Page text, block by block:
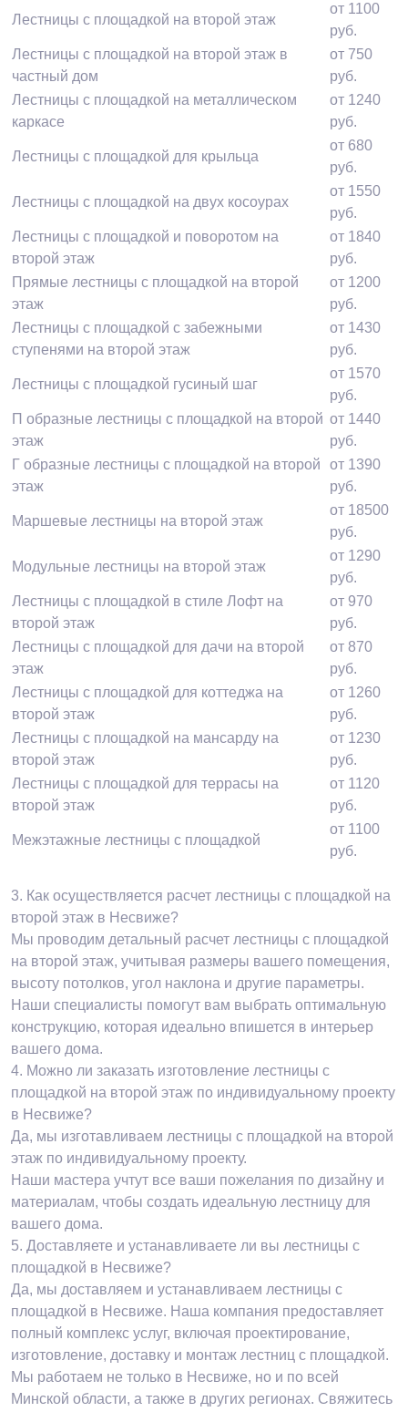
Лестницы с площадкой на второй этаж
от 1100
руб.
Лестницы с площадкой на второй этаж в
частный дом
от 750
руб.
Лестницы с площадкой на металлическом
каркасе
от 1240
руб.
Лестницы с площадкой для крыльца
от 680
руб.
Лестницы с площадкой на двух косоурах
от 1550
руб.
Лестницы с площадкой и поворотом на
второй этаж
от 1840
руб.
Прямые лестницы с площадкой на второй
этаж
от 1200
руб.
Лестницы с площадкой с забежными
ступенями на второй этаж
от 1430
руб.
Лестницы с площадкой гусиный шаг
от 1570
руб.
П образные лестницы с площадкой на второй
этаж
от 1440
руб.
Г образные лестницы с площадкой на второй
этаж
от 1390
руб.
Маршевые лестницы на второй этаж
от 18500
руб.
Модульные лестницы на второй этаж
от 1290
руб.
Лестницы с площадкой в стиле Лофт на
второй этаж
от 970
руб.
Лестницы с площадкой для дачи на второй
этаж
от 870
руб.
Лестницы с площадкой для коттеджа на
второй этаж
от 1260
руб.
Лестницы с площадкой на мансарду на
второй этаж
от 1230
руб.
Лестницы с площадкой для террасы на
второй этаж
от 1120
руб.
Межэтажные лестницы с площадкой
от 1100
руб.
3. Как осуществляется расчет лестницы с площадкой на
второй этаж в Несвиже?
Мы проводим детальный расчет лестницы с площадкой
на второй этаж, учитывая размеры вашего помещения,
высоту потолков, угол наклона и другие параметры.
Наши специалисты помогут вам выбрать оптимальную
конструкцию, которая идеально впишется в интерьер
вашего дома.
4. Можно ли заказать изготовление лестницы с
площадкой на второй этаж по индивидуальному проекту
в Несвиже?
Да, мы изготавливаем лестницы с площадкой на второй
этаж по индивидуальному проекту.
Наши мастера учтут все ваши пожелания по дизайну и
материалам, чтобы создать идеальную лестницу для
вашего дома.
5. Доставляете и устанавливаете ли вы лестницы с
площадкой в Несвиже?
Да, мы доставляем и устанавливаем лестницы с
площадкой в Несвиже. Наша компания предоставляет
полный комплекс услуг, включая проектирование,
изготовление, доставку и монтаж лестниц с площадкой.
Мы работаем не только в Несвиже, но и по всей
Минской области, а также в других регионах. Свяжитесь